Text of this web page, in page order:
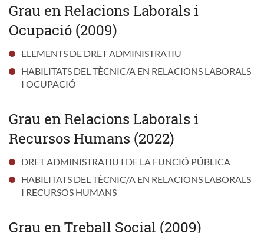
Grau en Relacions Laborals i
Ocupació (2009)
ELEMENTS DE DRET ADMINISTRATIU
HABILITATS DEL TÈCNIC/A EN RELACIONS LABORALS
I OCUPACIÓ
Grau en Relacions Laborals i
Recursos Humans (2022)
DRET ADMINISTRATIU I DE LA FUNCIÓ PÚBLICA
HABILITATS DEL TÈCNIC/A EN RELACIONS LABORALS
I RECURSOS HUMANS
Grau en Treball Social (2009)